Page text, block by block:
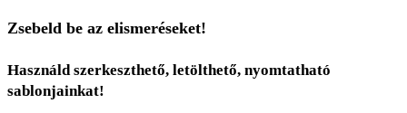
Zsebeld be az elismeréseket!
Használd szerkeszthető, letölthető, nyomtatható
sablonjainkat!